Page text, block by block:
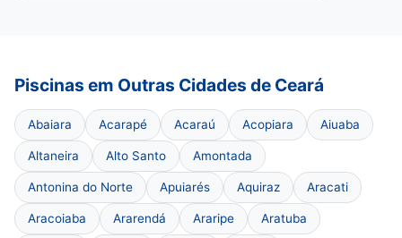
Piscinas em Outras Cidades de Ceará
Abaiara Acarapé Acaraú Acopiara Aiuaba
Altaneira Alto Santo Amontada
Antonina do Norte Apuiarés Aquiraz Aracati
Aracoiaba Ararendá Araripe Aratuba